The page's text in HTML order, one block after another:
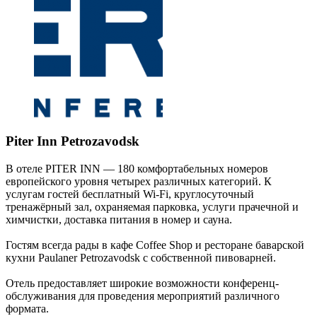
Piter Inn Petrozavodsk
В отеле PITER INN — 180 комфортабельных номеров
европейского уровня четырех различных категорий. К
услугам гостей бесплатный Wi-Fi, круглосуточный
тренажёрный зал, охраняемая парковка, услуги прачечной и
химчистки, доставка питания в номер и сауна.
Гостям всегда рады в кафе Coffee Shop и ресторане баварской
кухни Paulaner Petrozavodsk с собственной пивоварней.
Отель предоставляет широкие возможности конференц-
обслуживания для проведения мероприятий различного
формата.